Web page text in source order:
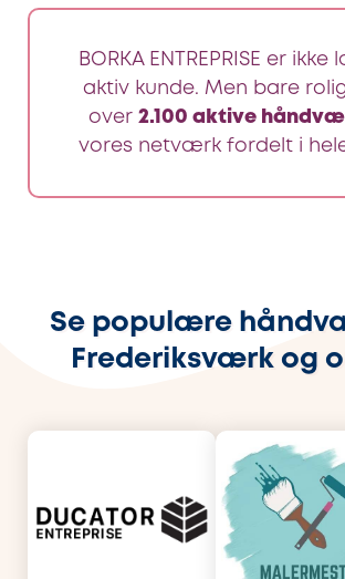
BORKA ENTREPRISE er
aktiv kunde. Men bare
over 2.100 aktive
vores netværk fordelt i
Se populære
Frederiksværk og